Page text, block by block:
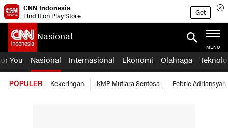
CNN Indonesia
Find it on Play Store
Get
Nasional
MENU
You Nasional Internasional Ekonomi Olahraga
POPULER Kekeringan KMP Mutiara Sentosa Febrie Adriansyah